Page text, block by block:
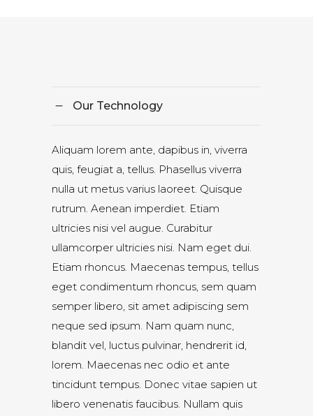
Our Technology
Aliquam lorem ante, dapibus in, viverra
quis, feugiat a, tellus. Phasellus viverra
nulla ut metus varius laoreet. Quisque
rutrum. Aenean imperdiet. Etiam
ultricies nisi vel augue. Curabitur
ullamcorper ultricies nisi. Nam eget dui.
Etiam rhoncus. Maecenas tempus, tellus
eget condimentum rhoncus, sem quam
semper libero, sit amet adipiscing sem
neque sed ipsum. Nam quam nunc,
blandit vel, luctus pulvinar, hendrerit id,
lorem. Maecenas nec odio et ante
tincidunt tempus. Donec vitae sapien ut
libero venenatis faucibus. Nullam quis